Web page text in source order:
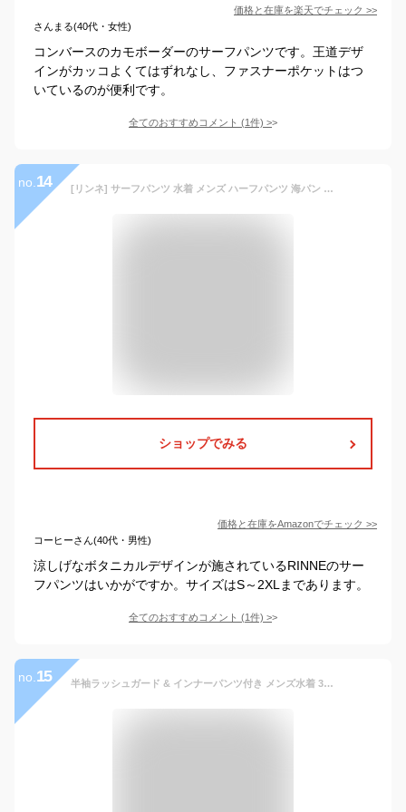
価格と在庫を楽天でチェック >>
さんまる(40代・女性)
コンバースのカモボーダーのサーフパンツです。王道デザ
インがカッコよくてはずれなし、ファスナーポケットはつ
いているのが便利です。
全てのおすすめコメント (1件) >
no. 14 [リンネ] サーフパンツ 水着 メンズ ハーフパンツ 海パン ボタニカルブルー XL
ショップでみる
価格と在庫をAmazonでチェック >>
コーヒーさん(40代・男性)
涼しげなボタニカルデザインが施されているRINNEのサー
フパンツはいかがですか。サイズはS～2XLまであります。
全てのおすすめコメント (1件) >
no. 15 半袖ラッシュガード & インナーパンツ付き メンズ水着 3点セット ボタニカル柄 【送料無料】ランキング1位 パパ 男性 M L LLサイズ 大きいサイズ ブラック黒UV上下セット カットオシャレ 中学生高校生大学生大人親子コーデサウナ